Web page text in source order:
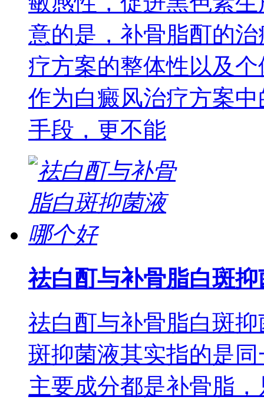
意的是，补骨脂酊的
疗方案的整体性以及
作为白癜风治疗方案
手段，更不能
祛白酊与补骨脂白斑
祛白酊与补骨脂白斑
斑抑菌液其实指的是
主要成分都是补骨脂